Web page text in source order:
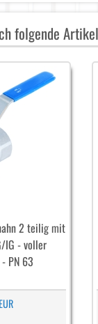
folgende
2 teilig mit
IG - voller
PN 63